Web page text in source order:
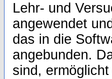
Lehr- und
angewendet
das in die
angebunden.
sind,